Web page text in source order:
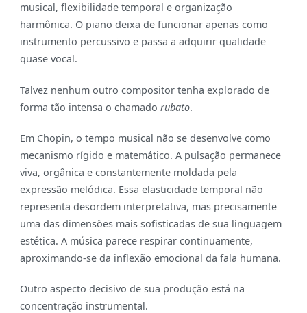
musical, flexibilidade temporal e organização
harmônica. O piano deixa de funcionar apenas como
instrumento percussivo e passa a adquirir qualidade
quase vocal.
Talvez nenhum outro compositor tenha explorado de
forma tão intensa o chamado rubato.
Em Chopin, o tempo musical não se desenvolve como
mecanismo rígido e matemático. A pulsação permanece
viva, orgânica e constantemente moldada pela
expressão melódica. Essa elasticidade temporal não
representa desordem interpretativa, mas precisamente
uma das dimensões mais sofisticadas de sua linguagem
estética. A música parece respirar continuamente,
aproximando-se da inflexão emocional da fala humana.
Outro aspecto decisivo de sua produção está na
concentração instrumental.